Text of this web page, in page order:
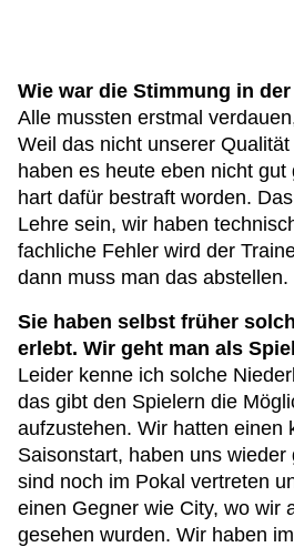
Wie war die Stimmung in
Alle mussten erstmal
Weil das nicht unserer
haben es heute eben nicht gut
hart dafür bestraft worden.
Lehre sein, wir haben
fachliche Fehler wird der
dann muss man das abstellen.
Sie haben selbst früher
erlebt. Wir geht man als
Leider kenne ich solche
das gibt den Spielern die
aufzustehen. Wir hatten einen
Saisonstart, haben uns wieder
sind noch im Pokal vertreten
einen Gegner wie City, wo wir
gesehen wurden. Wir haben